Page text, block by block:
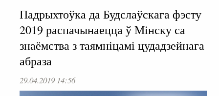
Падрыхтоўка да Будслаўскага фэсту
2019 распачынаецца ў Мінску са
знаёмства з таямніцамі цудадзейнага
абраза
29.04.2019 14:56